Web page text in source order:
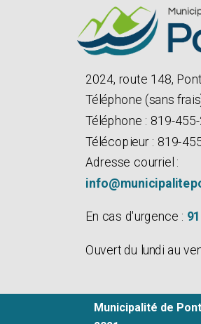
2024, route 148,
Téléphone (sans
Téléphone : 819-
Télécopieur : 819-
Adresse courriel :
En cas d'urgence :
Ouvert du lundi au
Municipalité de